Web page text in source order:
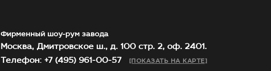
Фирменный шоу-рум завода
Москва, Дмитровское ш., д. 100 стр. 2, оф. 2401.
Телефон: +7 (495) 961-00-57
[ПОКАЗАТЬ НА КАРТЕ]